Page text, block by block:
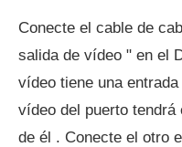
Conecte el cable de
salida de vídeo " en el
vídeo tiene una
vídeo del puerto
de él . Conecte el otro